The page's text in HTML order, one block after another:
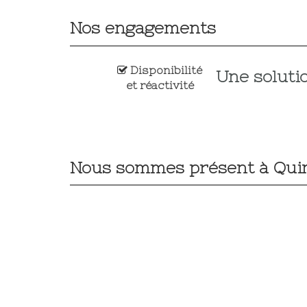
Une
Nos engagements
Disponibilité
et réactivité
Nous sommes présent à